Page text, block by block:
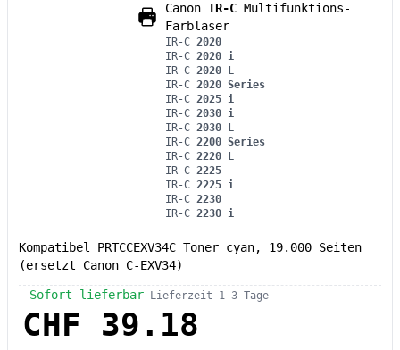
Canon IR-C Multifunktions-
Farblaser
IR-C 2020
IR-C 2020 i
IR-C 2020 L
IR-C 2020 Series
IR-C 2025 i
IR-C 2030 i
IR-C 2030 L
IR-C 2200 Series
IR-C 2220 L
IR-C 2225
IR-C 2225 i
IR-C 2230
IR-C 2230 i
Kompatibel PRTCCEXV34C Toner cyan, 19.000 Seiten
(ersetzt Canon C-EXV34)
Sofort lieferbar Lieferzeit 1-3 Tage
CHF 39.18